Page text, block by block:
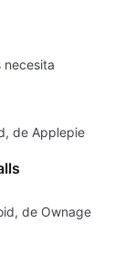
necesita
de Applepie
de Ownage